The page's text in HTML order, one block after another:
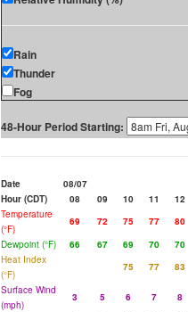
Rain
Thunder
Fog
48-Hour Period Starting:
Date 08/07
Hour (CDT)
08 09 10 11 12
Temperature
(°F)
69 72 75 77 80
Dewpoint (°F)
66 67 69 70 70
Heat Index
(°F)
75 77 83
Surface Wind
(mph)
3 5 6 7 8